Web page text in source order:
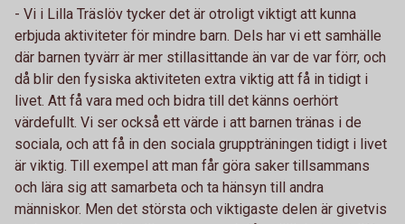
- Vi i Lilla Träslöv tycker det är otroligt viktigt att kunna
erbjuda aktiviteter för mindre barn. Dels har vi ett samhälle
där barnen tyvärr är mer stillasittande än var de var förr, och
då blir den fysiska aktiviteten extra viktig att få in tidigt i
livet. Att få vara med och bidra till det känns oerhört
värdefullt. Vi ser också ett värde i att barnen tränas i de
sociala, och att få in den sociala gruppträningen tidigt i livet
är viktig. Till exempel att man får göra saker tillsammans
och lära sig att samarbeta och ta hänsyn till andra
människor. Men det största och viktigaste delen är givetvis